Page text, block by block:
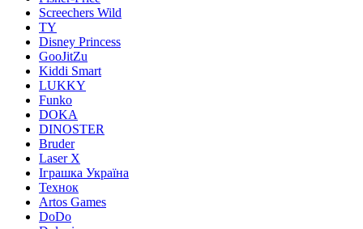
Screechers Wild
TY
Disney Princess
GooJitZu
Kiddi Smart
LUKKY
Funko
DOKA
DINOSTER
Bruder
Laser X
Іграшка Україна
Технок
Artos Games
DoDo